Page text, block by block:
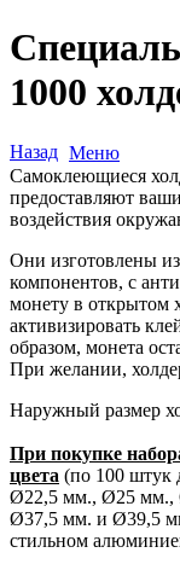
1000
Назад Меню
Самоклеющиеся
предоставляют
воздействия
Они изготовлены
компонентов, с
монету в открытом
активизировать
образом, монета
При желании,
Наружный размер
При покупке
цвета (по 100 штук
Ø22,5 мм., Ø25
Ø37,5 мм. и Ø39,5
стильном